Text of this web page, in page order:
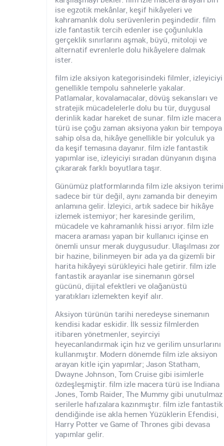
ise egzotik mekânlar, keşif hikâyeleri ve
kahramanlık dolu serüvenlerin peşindedir. film
izle fantastik tercih edenler ise çoğunlukla
gerçeklik sınırlarını aşmak, büyü, mitoloji ve
alternatif evrenlerle dolu hikâyelere dalmak
ister.
film izle aksiyon kategorisindeki filmler, izleyiciyi
genellikle tempolu sahnelerle yakalar.
Patlamalar, kovalamacalar, dövüş sekansları ve
stratejik mücadelelerle dolu bu tür, duygusal
derinlik kadar hareket de sunar. film izle macera
türü ise çoğu zaman aksiyona yakın bir tempoya
sahip olsa da, hikâye genellikle bir yolculuk ya
da keşif temasına dayanır. film izle fantastik
yapımlar ise, izleyiciyi sıradan dünyanın dışına
çıkararak farklı boyutlara taşır.
Günümüz platformlarında film izle aksiyon terimi
sadece bir tür değil, aynı zamanda bir deneyim
anlamına gelir. İzleyici, artık sadece bir hikâye
izlemek istemiyor; her karesinde gerilim,
mücadele ve kahramanlık hissi arıyor. film izle
macera araması yapan bir kullanıcı içinse en
önemli unsur merak duygusudur. Ulaşılması zor
bir hazine, bilinmeyen bir ada ya da gizemli bir
harita hikâyeyi sürükleyici hale getirir. film izle
fantastik arayanlar ise sinemanın görsel
gücünü, dijital efektleri ve olağanüstü
yaratıkları izlemekten keyif alır.
Aksiyon türünün tarihi neredeyse sinemanın
kendisi kadar eskidir. İlk sessiz filmlerden
itibaren yönetmenler, seyirciyi
heyecanlandırmak için hız ve gerilim unsurlarını
kullanmıştır. Modern dönemde film izle aksiyon
arayan kitle için yapımlar; Jason Statham,
Dwayne Johnson, Tom Cruise gibi isimlerle
özdeşleşmiştir. film izle macera türü ise Indiana
Jones, Tomb Raider, The Mummy gibi unutulmaz
serilerle hafızalara kazınmıştır. film izle fantastik
dendiğinde ise akla hemen Yüzüklerin Efendisi,
Harry Potter ve Game of Thrones gibi devasa
yapımlar gelir.